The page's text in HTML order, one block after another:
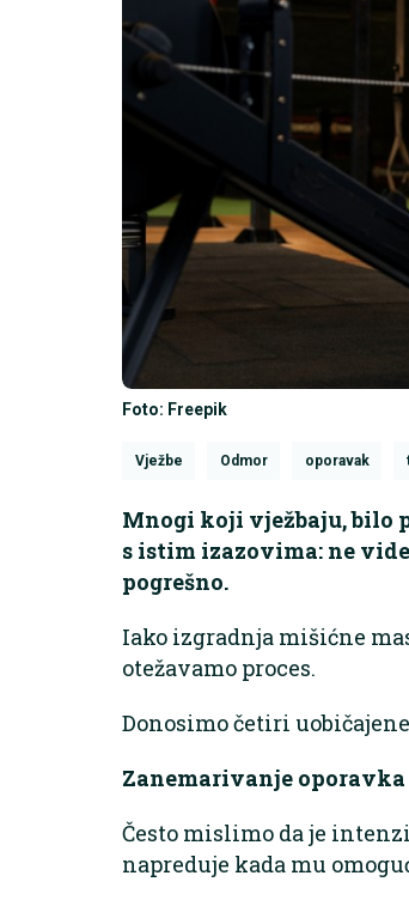
Foto: Freepik
Vježbe Odmor oporavak
Mnogi koji vježbaju, bilo
s istim izazovima: ne
pogrešno.
Iako izgradnja mišićne
otežavamo proces.
Donosimo četiri
Zanemarivanje
Često mislimo da je
napreduje kada mu